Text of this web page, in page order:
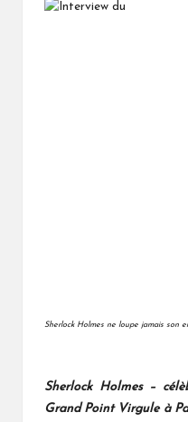
Sherlock Holmes ne loupe jamais son
Sherlock Holmes –
Grand Point Virgule à